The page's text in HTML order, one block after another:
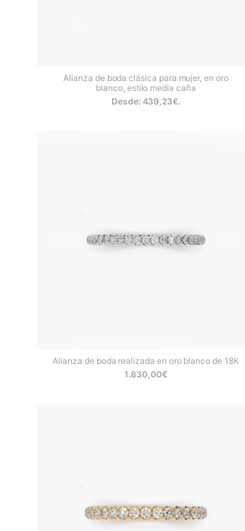
Alianza de boda clásica para mujer, en oro
blanco, estilo media caña
Desde: 439,23€.
Alianza de boda realizada en oro blanco de 18K
1.830,00€